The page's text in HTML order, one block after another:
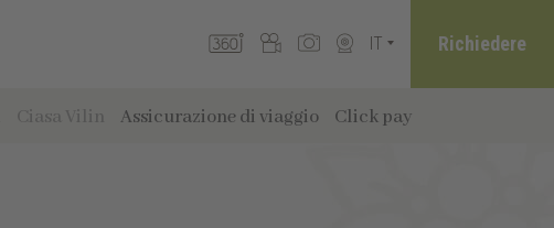
Ciasa Vilin Assicurazione di viaggio Click pay
IT Richiedere